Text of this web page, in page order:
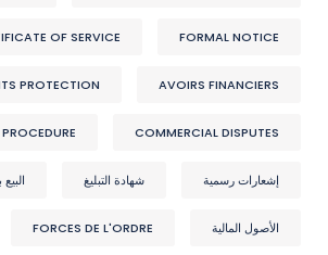
FORMAL NOTICE
OF SERVICE
AVOIRS FINANCIERS
PROTECTION
COMMERCIAL DISPUTES
إشعارات رسمية شهادة التبليغ
الأصول المالية FORCES DE L'ORDRE